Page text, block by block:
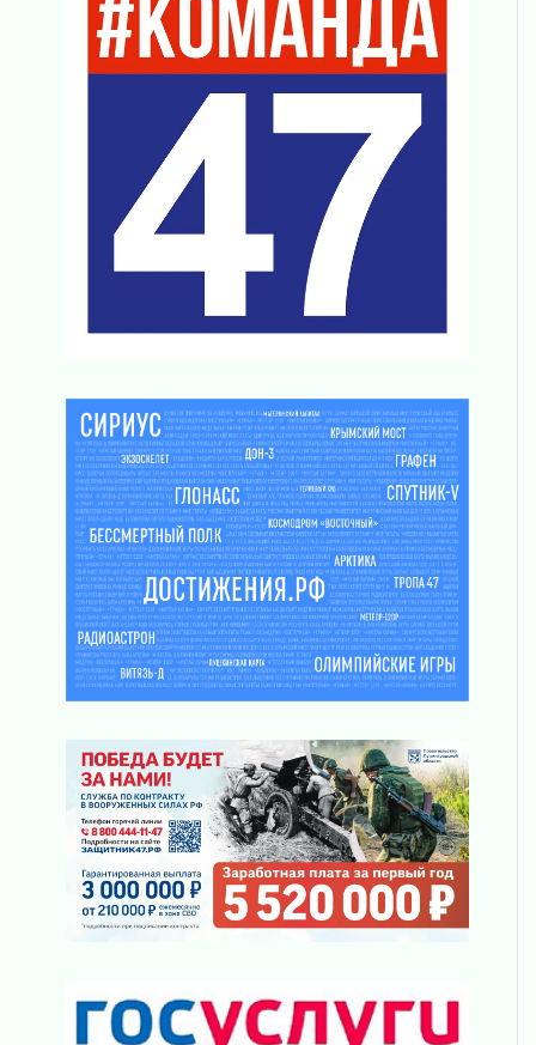
Ладожский мост полностью закроют на два
03 августа 2026
Музеи Ленобласти обновляют пространства
Новая площадка: 2027
03 августа 2026
Часть медиков в Ленобласти сможет
рассчитывать на доплату от региона
За сутки в Ленинградской области
ликвидировали 10 пожаров
просится
03 августа 2026
Строительные компании Ленобласти
подняли зарплаты почти на 40% за год
03 августа 2026
Шесть новых жизней в честь дня рождения
Ленинградской области
03 августа 2026
Уроки безопасности для детей и взрослых
03 августа 2026
Ленобласть отмечает День Воздушно-
десантных войск
«Активное лето»
02 августа 2026
Ленобласть отметила заслуги жителей перед
регионом и страной
02 августа 2026
Ладога — не пруд
02 августа 2026
счетах
02 августа 2026